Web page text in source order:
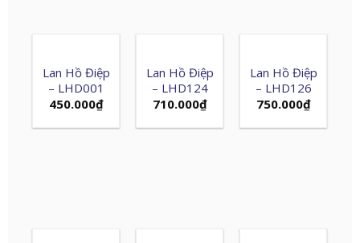
Lan Hồ Điệp
– LHD001
450.000₫
Lan Hồ Điệp
– LHD124
710.000₫
Lan Hồ Điệp
– LHD126
750.000₫